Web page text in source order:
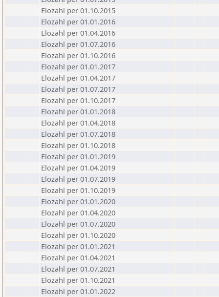
Elozahl per 01.10.2015
Elozahl per 01.01.2016
Elozahl per 01.04.2016
Elozahl per 01.07.2016
Elozahl per 01.10.2016
Elozahl per 01.01.2017
Elozahl per 01.04.2017
Elozahl per 01.07.2017
Elozahl per 01.10.2017
Elozahl per 01.01.2018
Elozahl per 01.04.2018
Elozahl per 01.07.2018
Elozahl per 01.10.2018
Elozahl per 01.01.2019
Elozahl per 01.04.2019
Elozahl per 01.07.2019
Elozahl per 01.10.2019
Elozahl per 01.01.2020
Elozahl per 01.04.2020
Elozahl per 01.07.2020
Elozahl per 01.10.2020
Elozahl per 01.01.2021
Elozahl per 01.04.2021
Elozahl per 01.07.2021
Elozahl per 01.10.2021
Elozahl per 01.01.2022